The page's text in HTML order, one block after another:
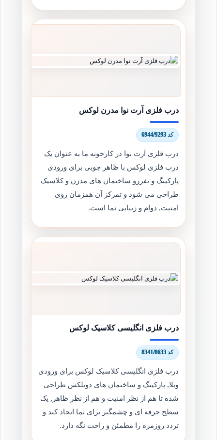
درب فلزی آرت نوا مدرن لوکس
کد 6944/9293
درب فلزی آرت نوا در کارخونه ما به عنوان یک
درب فلزی لوکس با ظاهر چوبی برای ورودی
پارکینگ و نفررو ساختمان های مدرن و کلاسیک
طراحی می شود و تمرکز آن همزمان روی
امنیت, دوام و زیبایی نما است.
درب فلزی انگلیسی کلاسیک لوکس
کد 8341/8633
درب فلزی انگلیسی کلاسیک لوکس برای ورودی
ویلا, پارکینگ و ساختمان های دوبلکس طراحی
شده تا هم از نظر امنیت و هم از نظر ظاهر, یک
سطح حرفه ای و چشمگیر برای نما ایجاد کند و
تردد روزمره را مطمئن و راحت نگه دارد.